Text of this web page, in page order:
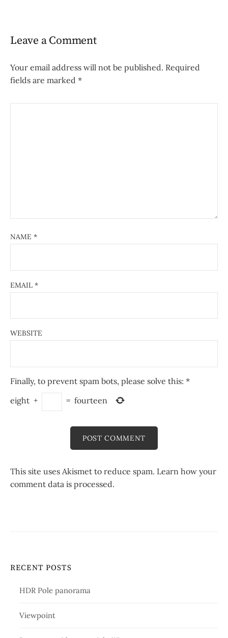
Leave a Comment
Your email address will not be published. Required
fields are marked *
NAME *
EMAIL *
WEBSITE
Finally, to prevent spam bots, please solve this: *
eight + = fourteen
This site uses Akismet to reduce spam. Learn how your
comment data is processed.
RECENT POSTS
HDR Pole panorama
Viewpoint